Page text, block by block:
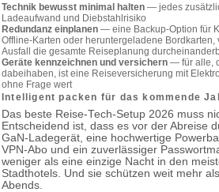
Technik bewusst minimal halten — jedes
Ladeaufwand und Diebstahlrisiko
Redundanz einplanen — eine Backup-Option für
Offline-Karten oder heruntergeladene
Ausfall die gesamte Reiseplanung
Geräte kennzeichnen und versichern — für alle,
dabeihaben, ist eine Reiseversicherung mit
ohne Frage wert
Intelligent packen für das kommende
Das beste Reise-Tech-Setup 2026 muss
Entscheidend ist, dass es vor der Abreise
GaN-Ladegerät, eine hochwertige
VPN-Abo und ein zuverlässiger
weniger als eine einzige Nacht in den
Stadthotels. Und sie schützen weit mehr
Abends.